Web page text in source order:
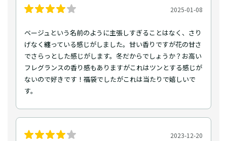
2025-01-08
ベージュという名前のように主張しすぎることはなく、さり
げなく纏っている感じがしました。甘い香りですが花の甘さ
でさらっとした感じがします。冬だからでしょうか？お高い
フレグランスの香り感もありますがこれはツンとする感じが
ないので好きです！福袋でしたがこれは当たりで嬉しいで
す。
2023-12-20